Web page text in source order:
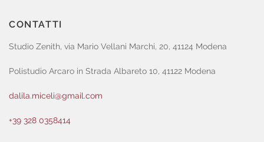
CONTATTI
Studio Zenith, via Mario Vellani Marchi, 20, 41124 Modena
Polistudio Arcaro in Strada Albareto 10, 41122 Modena
dalila.miceli@gmail.com
+39 328 0358414